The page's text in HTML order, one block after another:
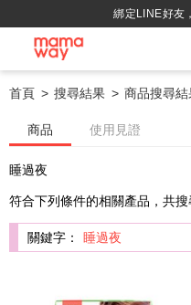
綁定LINE好友，
首頁 搜尋結果 商品搜尋結
商品 使用見證
睡過夜
符合下列條件的相關產品，共搜
關鍵字： 睡過夜